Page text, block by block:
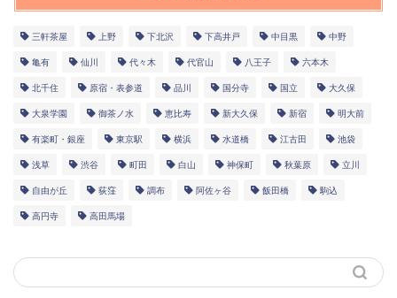
三軒茶屋 上野 下北沢 下高井戸 中目黒 中野
亀有 仙川 代々木 代官山 八王子 六本木
北千住 原宿・表参道 品川 国分寺 国立 大久保
大泉学園 御茶ノ水 恵比寿 新大久保 新宿 明大前
有楽町・銀座 東京駅 横浜 水道橋 江古田 池袋
浅草 渋谷 町田 白山 神保町 秋葉原 立川
自由が丘 荻窪 調布 阿佐ヶ谷 飯田橋 駒込
高円寺 高田馬場